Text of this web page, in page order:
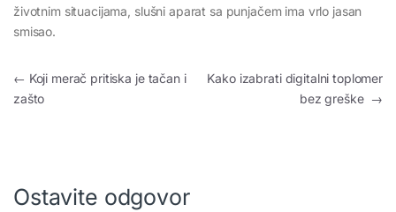
životnim situacijama, slušni aparat sa punjačem ima vrlo jasan
smisao.
Kretanje članka
← Koji merač pritiska je tačan i
zašto
Kako izabrati digitalni toplomer
bez greške →
Ostavite odgovor